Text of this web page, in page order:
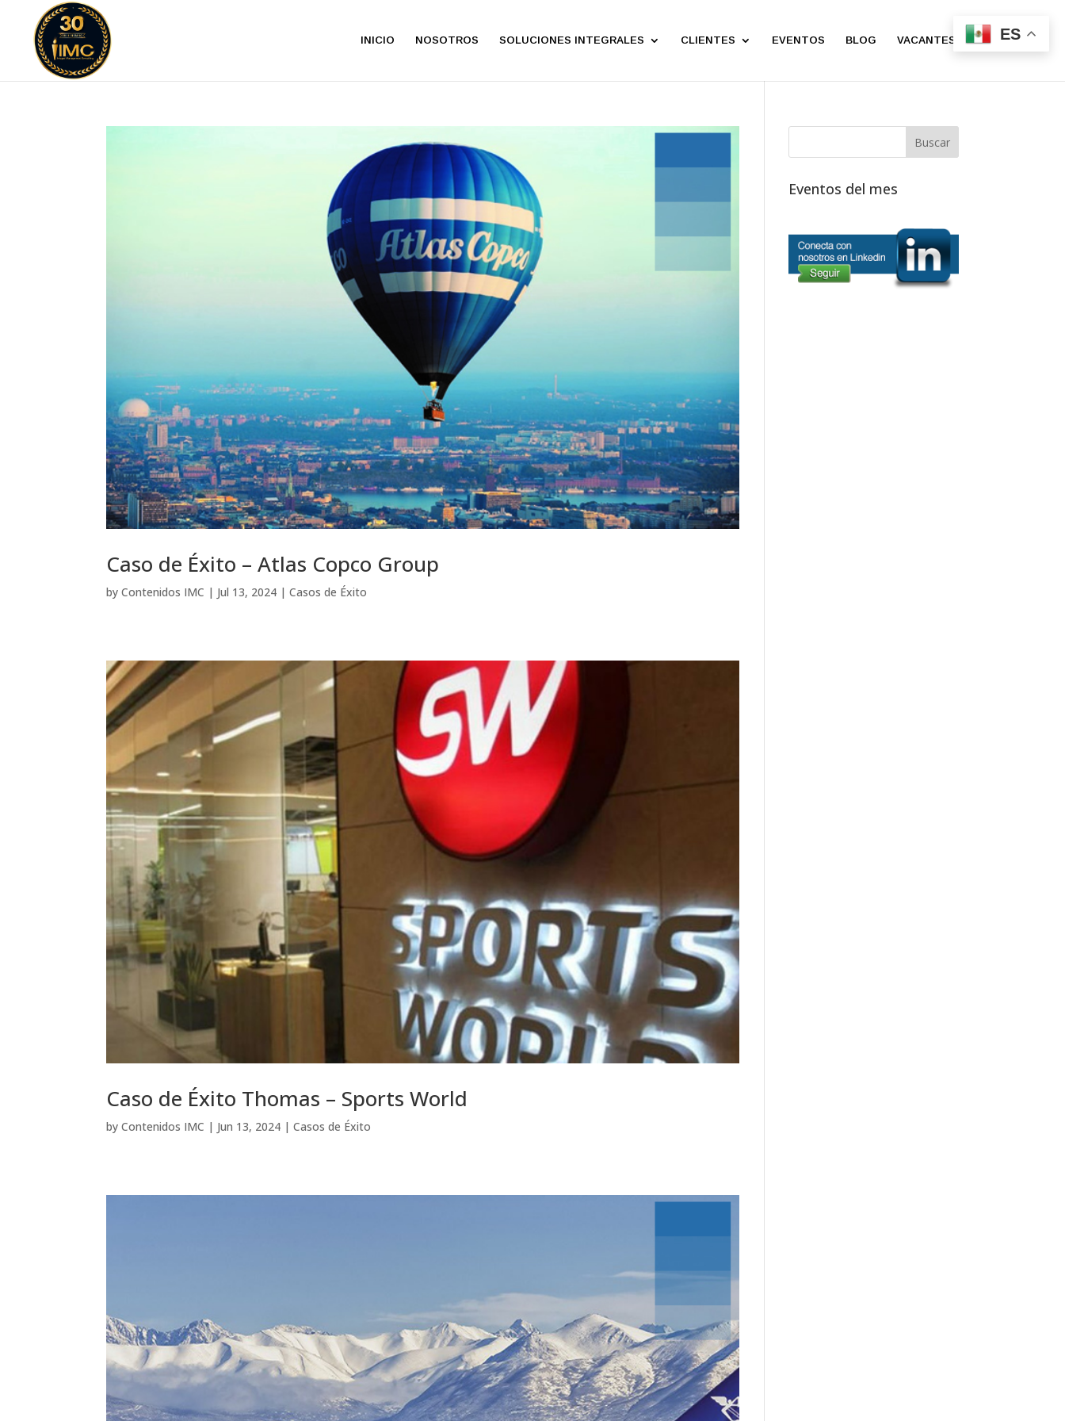
INICIO NOSOTROS SOLUCIONES INTEGRALES CLIENTES EVENTOS BLOG VACANTES CONTACTO
Caso de Éxito – Atlas Copco Group
byContenidos IMC | Jul 13, 2024 |Casos de Éxito
Caso de Éxito Thomas – Sports World
byContenidos IMC | Jun 13, 2024 |Casos de Éxito
Eventos del mes
ES